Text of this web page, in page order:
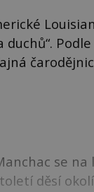
se
děsí